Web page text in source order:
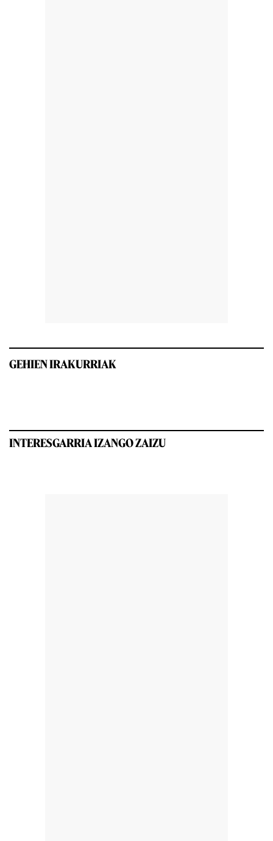
GEHIEN IRAKURRIAK
INTERESGARRIA IZANGO ZAIZU